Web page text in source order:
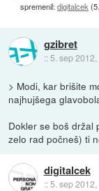
spremenil:digitalcek (
gzibret
:: 5. sep
> Modi, kar brišite
najhujšega
Dokler se boš držal
zelo rad počneš) ti
digitalcek
::5. sep